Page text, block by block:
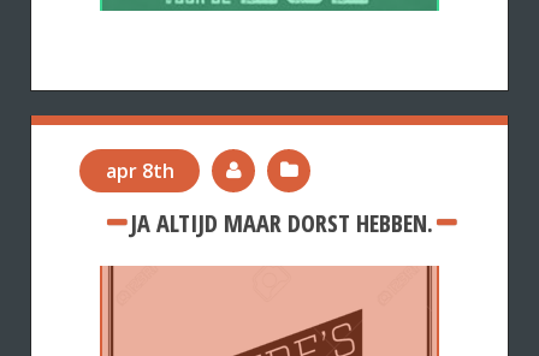
apr 8th
JA ALTIJD MAAR DORST HEBBEN.